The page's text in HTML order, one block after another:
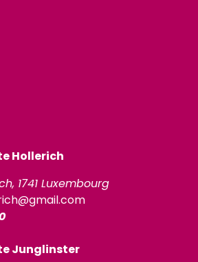
Hollerich
1741 Luxembourg
Junglinster